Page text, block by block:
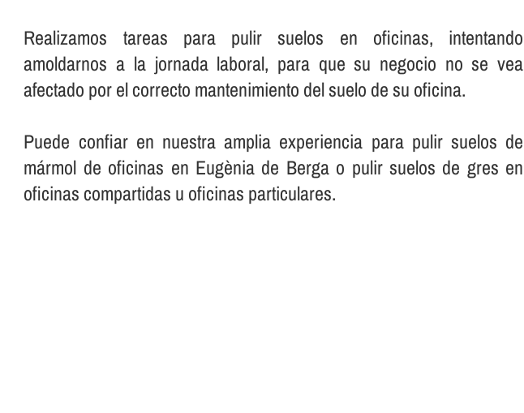
Realizamos tareas para pulir suelos en oficinas, intentando
amoldarnos a la jornada laboral, para que su negocio no se vea
afectado por el correcto mantenimiento del suelo de su oficina.
Puede confiar en nuestra amplia experiencia para pulir suelos de
mármol de oficinas en Eugènia de Berga o pulir suelos de gres en
oficinas compartidas u oficinas particulares.